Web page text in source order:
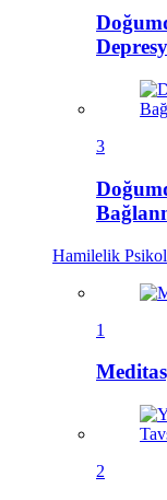
3
Hamilelik
1
2